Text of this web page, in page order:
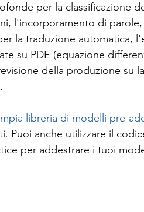
per la classificazione
l'incorporamento di
la traduzione automatica,
su PDE (equazione
della produzione su
libreria di modelli pre-
Puoi anche utilizzare il
per addestrare i tuoi